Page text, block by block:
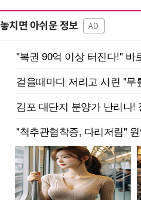
놓치면 아쉬운 정보 AD